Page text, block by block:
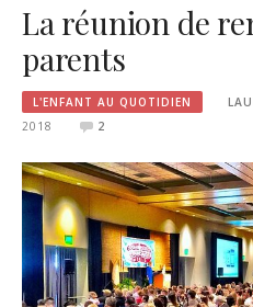
La réunion de
parents
L'ENFANT AU QUOTIDIEN
2018
2